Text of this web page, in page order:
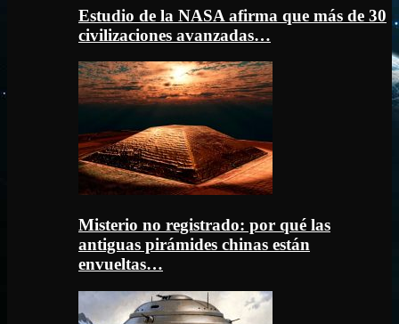
Estudio de la NASA afirma que más de 30
civilizaciones avanzadas…
Misterio no registrado: por qué las
antiguas pirámides chinas están
envueltas…